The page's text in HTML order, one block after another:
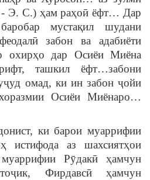
- Э. С.) ҳам раҳоӣ ёфт… Дар
мустақил шудани
забон ва адабиёти
охирҳо дар Осиёи Миёна
ташкил ёфт…забони
омад, ки ин забон ҷойи
Осиёи Миёнаро…
ки барои муаррифии
истифода аз шахсиятҳои
Рӯдакӣ ҳамчун
Фирдавсӣ ҳамчун